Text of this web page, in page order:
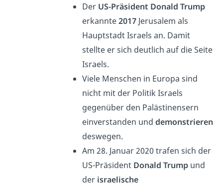
Der US-Präsident Donald Trump
erkannte2017Jerusalem als
Hauptstadt Israels an. Damit
stellte er sich deutlich auf die Seite
Israels.
Viele Menschen in Europa sind
nicht mit der Politik Israels
gegenüber den Palästinensern
einverstanden und demonstrieren
deswegen.
Am 28. Januar 2020 trafen sich der
US-Präsident Donald Trumpund
derisraelische